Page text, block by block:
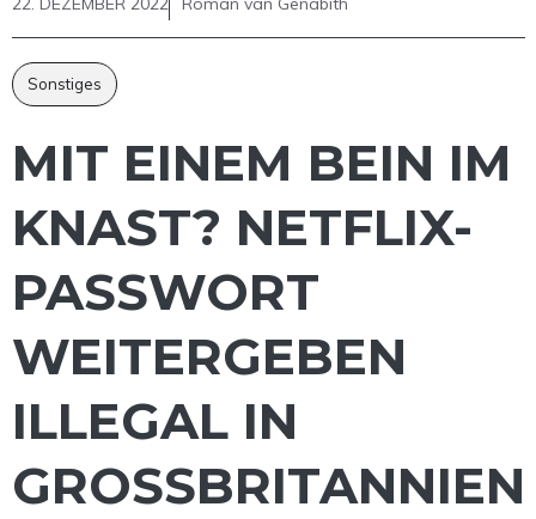
Sonstiges
MIT EINEM BEIN IM
KNAST? NETFLIX-
PASSWORT
WEITERGEBEN
ILLEGAL IN
GROSSBRITANNIEN